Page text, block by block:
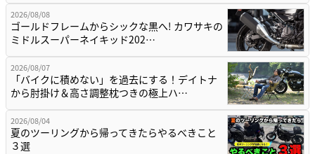
2026/08/08
ゴールドフレームからシックな黒へ! カワサキの
ミドルスーパーネイキッド202…
2026/08/07
「バイクに積めない」を過去にする！デイトナ
から肘掛け＆高さ調整枕つきの極上ハ…
2026/08/04
夏のツーリングから帰ってきたらやるべきこと
３選